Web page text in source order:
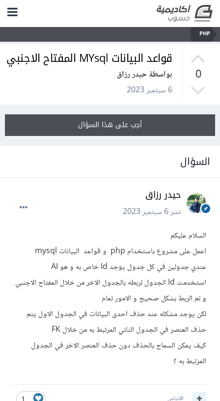
PHP
0
قواعد البيانات MYsql المفتاح الاجنبي
بواسطة حيدر رزاق
6 سبتمبر 2023
أجب على هذا السؤال
السؤال
حيدر رزاق
نشر6 سبتمبر 2023
السلام عليكم
اعمل على مشروع باستخدام php و قواعد البيانات mysql
عندي جدولين في كل جدول يوجد Id خاص به و هو AI
استخدمت Id الجدول لربطه بالجدول الاخر من خلال المفتاح الاجنبي
و تم الربط بشكل صحيح و الامور تمام
لكن يوجد مشكله عند حذف احدى البيانات في الجدول الاول يتم
حذف العنصر في الجدول الثاني المرتبط به من خلال FK
كيف يمكن السماح بالحذف دون حذف العنصر الاخر في الجدول
المرتبط به ؟
اقتباس